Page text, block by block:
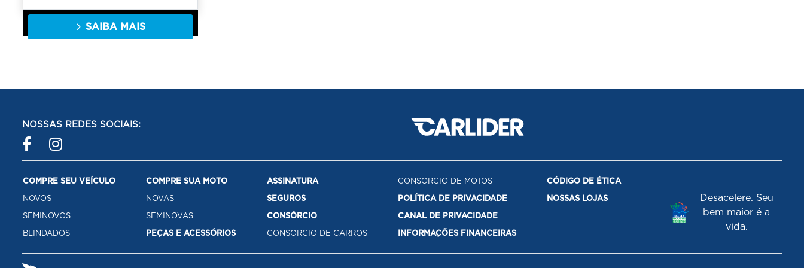
SAIBA MAIS
NOSSAS REDES SOCIAIS:
COMPRE SEU VEÍCULO
NOVOS
SEMINOVOS
BLINDADOS
COMPRE SUA MOTO
NOVAS
SEMINOVAS
PEÇAS E ACESSÓRIOS
ASSINATURA
SEGUROS
CONSÓRCIO
CONSORCIO DE CARROS
CONSORCIO DE MOTOS
POLÍTICA DE PRIVACIDADE
CANAL DE PRIVACIDADE
INFORMAÇÕES FINANCEIRAS
CÓDIGO DE ÉTICA
NOSSAS LOJAS
Desacelere. Seu
bem maior é a
vida.